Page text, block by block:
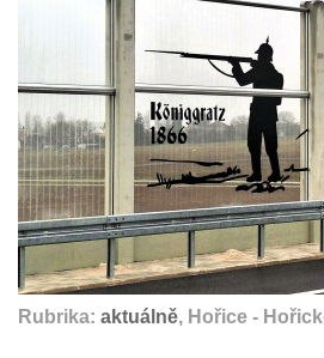
Rubrika: aktuálně, Hořice -